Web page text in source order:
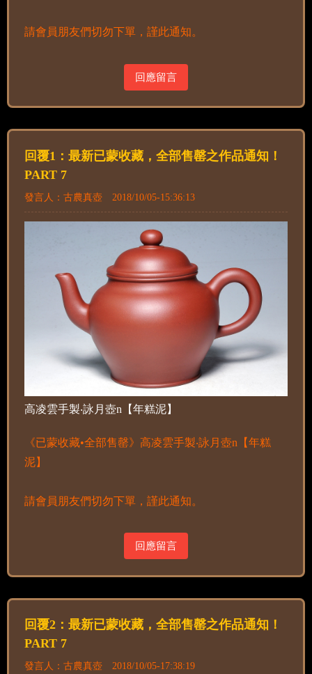
請會員朋友們切勿下單，謹此通知。
回應留言
回覆1：最新已蒙收藏，全部售罄之作品通知！
PART 7
發言人：古農真壺 2018/10/05-15:36:13
高凌雲手製‧詠月壺n【年糕泥】
《已蒙收藏•全部售罄》高凌雲手製‧詠月壺n【年糕
泥】
請會員朋友們切勿下單，謹此通知。
回應留言
回覆2：最新已蒙收藏，全部售罄之作品通知！
PART 7
發言人：古農真壺 2018/10/05-17:38:19